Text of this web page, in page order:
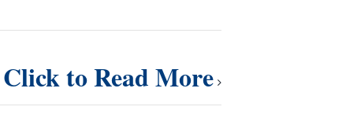
Click to Read More